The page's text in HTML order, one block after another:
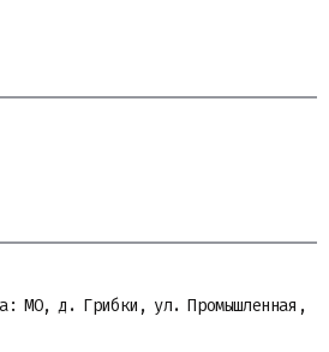
МО, д. Грибки, ул. Промышленная,